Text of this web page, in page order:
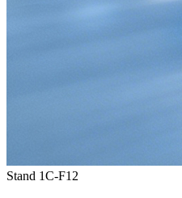
Stand 1C-F12